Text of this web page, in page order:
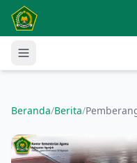
Langsung ke konten utama
Beranda/Berita/